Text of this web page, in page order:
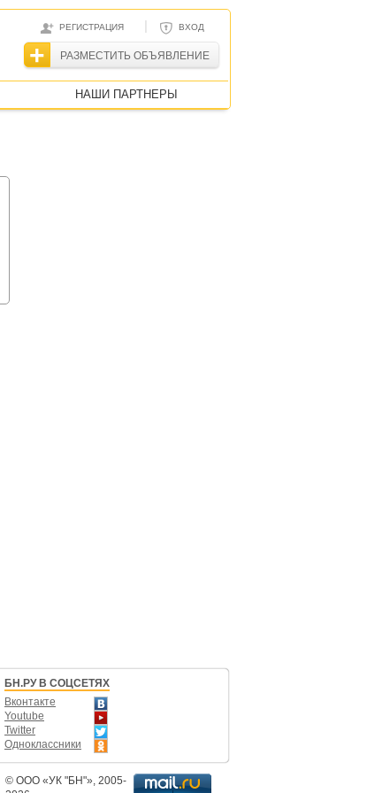
РЕГИСТРАЦИЯ | ВХОД
РАЗМЕСТИТЬ ОБЪЯВЛЕНИЕ
НАШИ ПАРТНЕРЫ
БН.РУ В СОЦСЕТЯХ
Вконтакте
Youtube
Twitter
Одноклассники
© ООО «УК "БН"» , 2005-